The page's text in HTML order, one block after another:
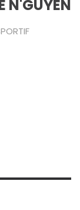
N'GUYEN